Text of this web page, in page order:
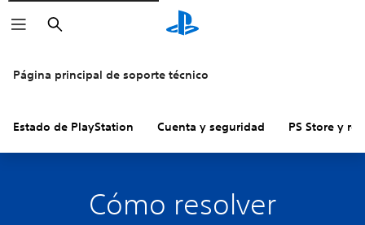
Buscar
Página principal de soporte técnico
Estado de PlayStation Cuenta y seguridad PS Store y
Cómo resolver